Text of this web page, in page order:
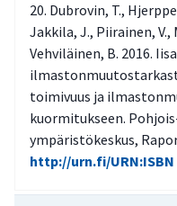
Dubrovin, T.,
Jakkila, J., Piirainen,
Vehviläinen, B. 2016.
toimivuus ja
kuormitukseen.
ympäristökeskus,
http://urn.fi/URN:ISBN